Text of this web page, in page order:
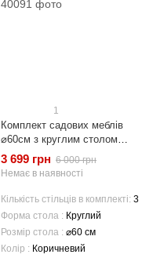
1
Комплект садових меблів
⌀60см з круглим столом
4Points Udine-3, Коричневий
3 699 грн 6 000 грн
Немає в наявності
Кількість стільців в комплекті 3
Форма стола
Круглий
Розмір стола
⌀60 см
Колір
Коричневий